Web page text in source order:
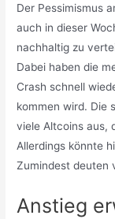
Der Pessimismus
auch in dieser
nachhaltig zu
Dabei haben die
Crash schnell
kommen wird. Die
viele Altcoins aus,
Allerdings könnte
Zumindest deuten
Anstieg